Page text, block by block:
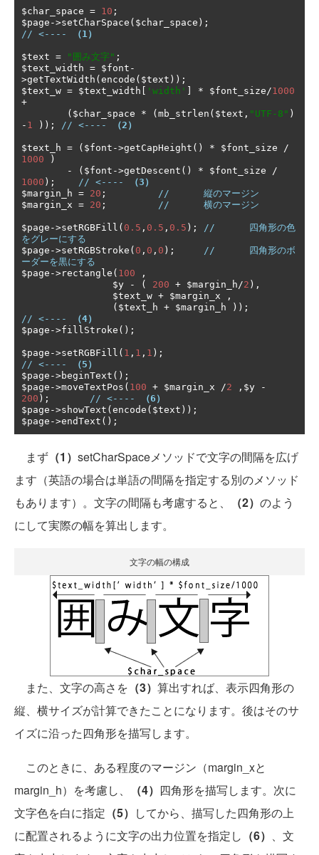
$char_space = 10 ;
$page ->setCharSpace ( $char_space );
// <----
（1）
$text = "囲み文字" ;
$text_width = $font -
>getTextWidth ( encode ( $text ));
$text_w = $text_width 'width' * $font_size/1000
+
( $char_space * ( mb_strlen ( $text , "UTF-8" )
- 1 )); // <---- （2）
$text_h = ( $font ->getCapHeight () * $font_size /
1000
)
-
( $font ->getDescent () * $font_size /
1000 ); // <----
（3）
$margin_h = 20 ;
//      縦のマージン
$margin_x = 20 ; //      横のマージン
$page ->setRGBFill ( 0.5 , 0.5 , 0.5 );
//      四角形の色
をグレーにする
$page ->setRGBStroke ( 0 , 0 , 0 );
//      四角形のボ
ーダーを黒にする
$page ->rectangle ( 100
,
                $y
- ( 200 + $margin_h/2 ),
                $text_w
+ $margin_x
,
( $text_h + $margin_h
));
// <----
（4）
$page ->fillStroke ();
$page ->setRGBFill ( 1 , 1 , 1 );
// <----
（5）
$page ->beginText ();
$page ->moveTextPos ( 100 + $margin_x /2 , $y
-
200 ); // <----
（6）
$page ->showText ( encode ( $text ));
$page ->endText ();
まず （1） setCharSpaceメソッドで文字の間隔を広げ
ます（英語の場合は単語の間隔を指定する別のメソッド
もあります）。文字の間隔も考慮すると、
（2） のよう
にして実際の幅を算出します。
文字の幅の構成
また、文字の高さを （3） 算出すれば、表示四角形の
縦、横サイズが計算できたことになります。後はそのサ
イズに沿った四角形を描写します。
このときに、ある程度のマージン（margin_xと
margin_h）を考慮し、
（4） 四角形を描写します。次に
文字色を白に指定 （5） してから、描写した四角形の上
に配置されるように文字の出力位置を指定し （6） 、文